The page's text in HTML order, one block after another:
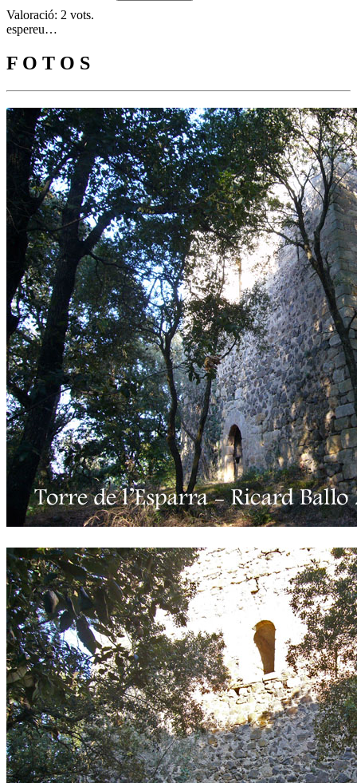
Valoració: 2 vots.
espereu…
F O T O S